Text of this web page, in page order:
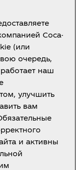
Coca-
(или
очередь,
наш
улучшить
вам
и активны